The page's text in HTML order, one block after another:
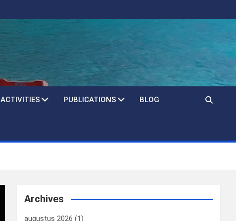
ACTIVITIES PUBLICATIONS BLOG
Archives
augustus 2026 (1)